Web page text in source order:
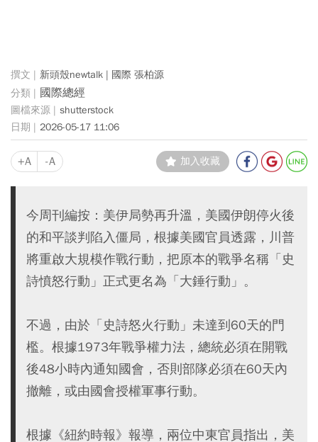
新頭殼newtalk | 國際 張柏源
國際總經
shutterstock
2026-05-17 11:06
+A -A 加入收藏
今周刊編按：美伊局勢再升溫，美國伊朗停火後
的和平談判陷入僵局，根據美國官員透露，川普
將重啟大規模作戰行動，把原本的戰爭名稱「史
詩憤怒行動」正式更名為「大錘行動」。
不過，由於「史詩怒火行動」未達到60天的門
檻。根據1973年戰爭權力法，總統必須在開戰
後48小時內通知國會，否則部隊必須在60天內
撤離，或由國會授權軍事行動。
根據《紐約時報》報導，兩位中東官員指出，美